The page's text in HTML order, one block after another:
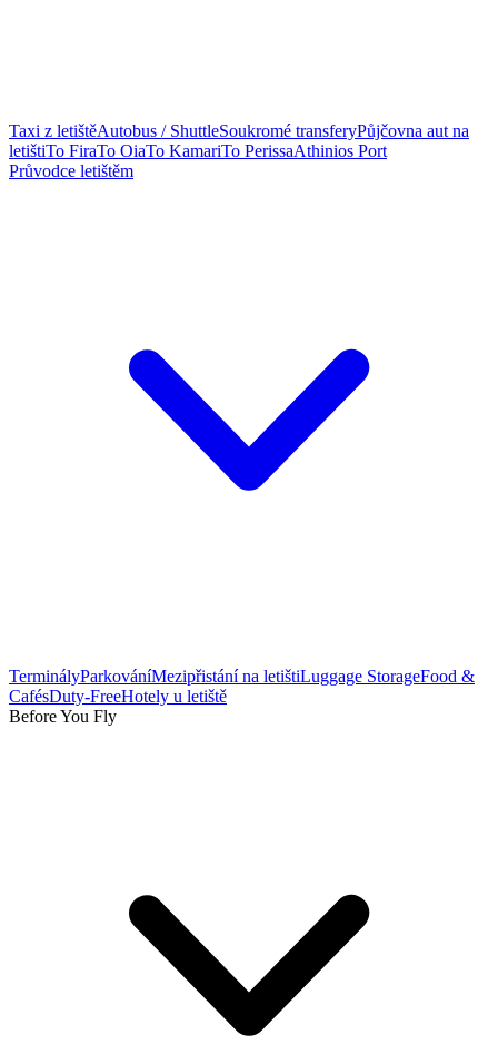
Taxi z letištěAutobus / ShuttleSoukromé transferyPůjčovna aut na
letištiTo FiraTo OiaTo KamariTo PerissaAthinios Port
Průvodce letištěm
TerminályParkováníMezipřistání na letištiLuggage StorageFood &
CafésDuty-FreeHotely u letiště
Before You Fly